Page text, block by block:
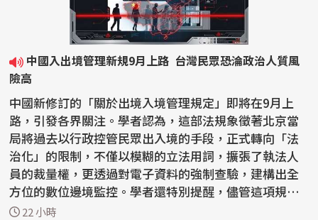
險高
中國新修訂的「關於出境入境管理規定」即將在9月上
路，引發各界關注。學者認為，這部法規象徵著北京當
局將過去以行政控管民眾出入境的手段，正式轉向「法
治化」的限制，不僅以模糊的立法用詞，擴張了執法人
員的裁量權，更透過對電子資料的強制查驗，建構出全
方位的數位邊境監控。學者還特別提醒，儘管這項規定
的對象...
22 小時